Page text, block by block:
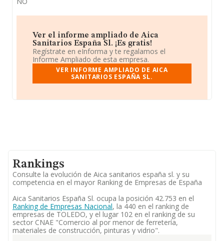
Ver el informe ampliado de Aica
Sanitarios España Sl. ¡Es gratis!
Regístrate en eInforma y te regalamos el
Informe Ampliado de esta empresa.
VER INFORME AMPLIADO DE AICA
SANITARIOS ESPAÑA SL.
Rankings
Consulte la evolución de Aica sanitarios españa sl. y su
competencia en el mayor Ranking de Empresas de España
Aica Sanitarios España Sl. ocupa la posición 42.753 en el
Ranking de Empresas Nacional, la 440 en el ranking de
empresas de TOLEDO, y el lugar 102 en el ranking de su
sector CNAE "Comercio al por menor de ferretería,
materiales de construcción, pinturas y vidrio".